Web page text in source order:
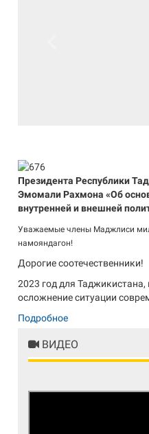
Президента Республики
Эмомали Рахмона «Об
внутренней и внешней
Уважаемые члены Маджлиси
намояндагон!
Дорогие соотечественники!
2023 год для Таджикистана,
осложнение ситуации
Подробное
ВИДЕО